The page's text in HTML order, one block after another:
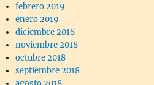
febrero 2019
enero 2019
diciembre 2018
noviembre 2018
octubre 2018
septiembre 2018